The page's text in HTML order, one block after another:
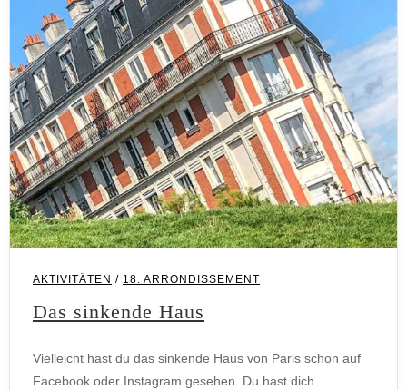
AKTIVITÄTEN / 18. ARRONDISSEMENT
Das sinkende Haus
Vielleicht hast du das sinkende Haus von Paris schon auf
Facebook oder Instagram gesehen. Du hast dich